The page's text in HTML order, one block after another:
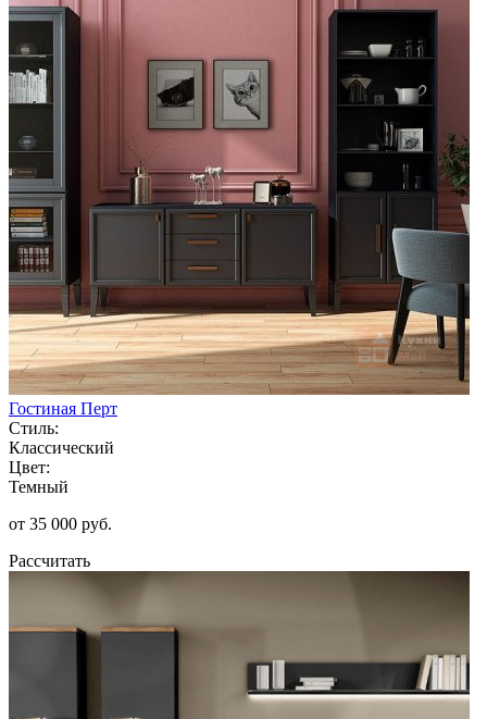
Гостиная Перт
Стиль:
Классический
Цвет:
Темный
от 35 000 руб.
Рассчитать